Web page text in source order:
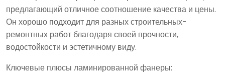
предлагающий отличное соотношение качества и цены.
Он хорошо подходит для разных строительных-
ремонтных работ благодаря своей прочности,
водостойкости и эстетичному виду.
Ключевые плюсы ламинированной фанеры: